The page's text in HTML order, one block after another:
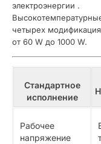
электроэнергии .
четырех
от 60 W до 1000 W.
Стандартное
исполнение
Рабочее
напряжение